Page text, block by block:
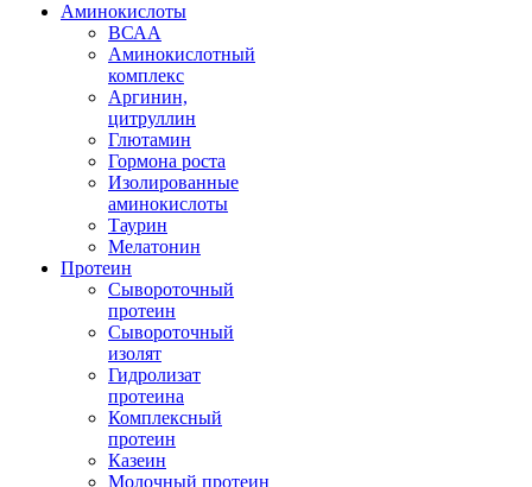
Аминокислоты
ВСАА
Аминокислотный
комплекс
Аргинин,
цитруллин
Глютамин
Гормона роста
Изолированные
аминокислоты
Таурин
Мелатонин
Протеин
Сывороточный
протеин
Сывороточный
изолят
Гидролизат
протеина
Комплексный
протеин
Казеин
Молочный протеин